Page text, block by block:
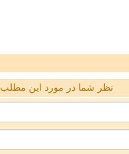
نظر شما در مورد این مطلب